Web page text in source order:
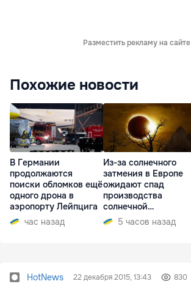
Разместить рекламу на сайте
Похожие новости
В Германии
продолжаются
поиски обломков ещё
одного дрона в
аэропорту Лейпцига
час назад
Из-за солнечного
затмения в Европе
ожидают спад
производства
солнечной
электроэнергии
5 часов назад
HotNews 22 декабря 2015, 13:43 830